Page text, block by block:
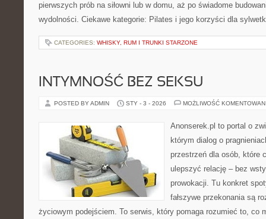
pierwszych prób na siłowni lub w domu, aż po świadome
wydolności. Ciekawe kategorie: Pilates i jego korzyści dla
CATEGORIES: WHISKY, RUM I TRUNKI STARZONE
INTYMNOŚĆ BEZ SEKSU
POSTED BY ADMIN STY - 3 - 2026 MOŻLIWOŚĆ
Anonserek.pl to portal o
którym dialog o
przestrzeń dla osób, które
ulepszyć relację – bez
prowokacji. Tu konkret
fałszywe przekonania są
życiowym podejściem. To serwis, który pomaga rozumieć to, co